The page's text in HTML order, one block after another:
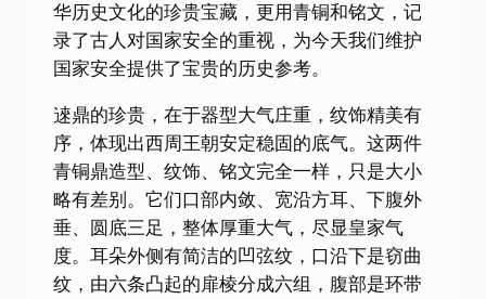
华历史文化的珍贵宝藏，更用青铜和铭文，记
录了古人对国家安全的重视，为今天我们维护
国家安全提供了宝贵的历史参考。
逨鼎的珍贵，在于器型大气庄重，纹饰精美有
序，体现出西周王朝安定稳固的底气。这两件
青铜鼎造型、纹饰、铭文完全一样，只是大小
略有差别。它们口部内敛、宽沿方耳、下腹外
垂、圆底三足，整体厚重大气，尽显皇家气
度。耳朵外侧有简洁的凹弦纹，口沿下是窃曲
纹，由六条凸起的扉棱分成六组，腹部是环带